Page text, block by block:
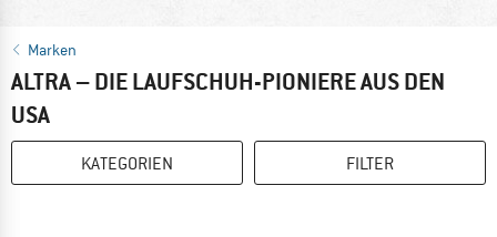
Marken
ALTRA – DIE LAUFSCHUH-PIONIERE AUS DEN
USA
KATEGORIEN FILTER